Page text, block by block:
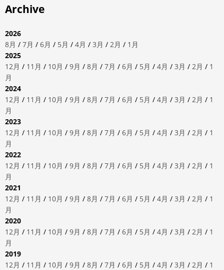
Archive
2026
8月 / 7月 / 6月 / 5月 / 4月 / 3月 / 2月 / 1月
2025
12月 / 11月 / 10月 / 9月 / 8月 / 7月 / 6月 / 5月 / 4月 / 3月 / 2月 / 1
月
2024
12月 / 11月 / 10月 / 9月 / 8月 / 7月 / 6月 / 5月 / 4月 / 3月 / 2月 / 1
月
2023
12月 / 11月 / 10月 / 9月 / 8月 / 7月 / 6月 / 5月 / 4月 / 3月 / 2月 / 1
月
2022
12月 / 11月 / 10月 / 9月 / 8月 / 7月 / 6月 / 5月 / 4月 / 3月 / 2月 / 1
月
2021
12月 / 11月 / 10月 / 9月 / 8月 / 7月 / 6月 / 5月 / 4月 / 3月 / 2月 / 1
月
2020
12月 / 11月 / 10月 / 9月 / 8月 / 7月 / 6月 / 5月 / 4月 / 3月 / 2月 / 1
月
2019
12月 / 11月 / 10月 / 9月 / 8月 / 7月 / 6月 / 5月 / 4月 / 3月 / 2月 / 1